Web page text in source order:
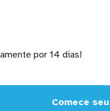
por 14 dias!
Comece